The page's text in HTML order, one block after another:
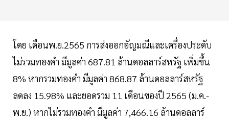
โดย เดือนพ.ย.2565 การส่งออกอัญมณีและเครื่องประดับ
ไม่รวมทองคำ มีมูลค่า 687.81 ล้านดอลลาร์สหรัฐ เพิ่มขึ้น
8% หากรวมทองคำ มีมูลค่า 868.87 ล้านดอลลาร์สหรัฐ
ลดลง 15.98% และยอดรวม 11 เดือนของปี 2565 (ม.ค.-
พ.ย.) หากไม่รวมทองคำ มีมูลค่า 7,466.16 ล้านดอลลาร์